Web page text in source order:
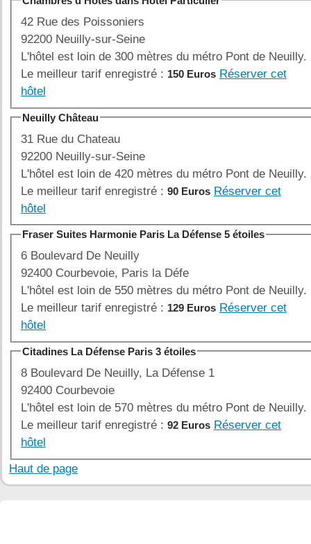
42 Rue des Poissoniers
92200 Neuilly-sur-Seine
L'hôtel est loin de 300 mètres du métro Pont de Neuilly.
Le meilleur tarif enregistré : 150 Euros Réserver cet
hôtel
Neuilly Château
31 Rue du Chateau
92200 Neuilly-sur-Seine
L'hôtel est loin de 420 mètres du métro Pont de Neuilly.
Le meilleur tarif enregistré : 90 Euros Réserver cet
hôtel
Fraser Suites Harmonie Paris La Défense 5 étoiles
6 Boulevard De Neuilly
92400 Courbevoie, Paris la Défe
L'hôtel est loin de 550 mètres du métro Pont de Neuilly.
Le meilleur tarif enregistré : 129 Euros Réserver cet
hôtel
Citadines La Défense Paris 3 étoiles
8 Boulevard De Neuilly, La Défense 1
92400 Courbevoie
L'hôtel est loin de 570 mètres du métro Pont de Neuilly.
Le meilleur tarif enregistré : 92 Euros Réserver cet
hôtel
Haut de page